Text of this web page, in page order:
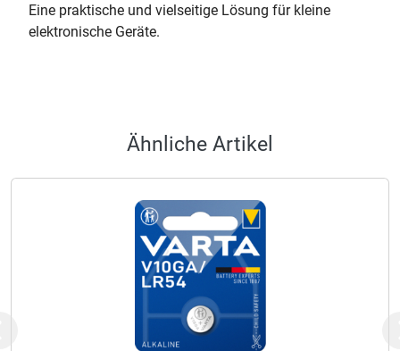
Eine praktische und vielseitige Lösung für kleine
elektronische Geräte.
Ähnliche Artikel